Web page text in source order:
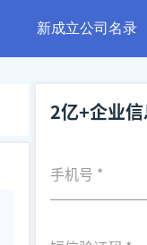
新成立公司名录
2亿+企业
手机号 *